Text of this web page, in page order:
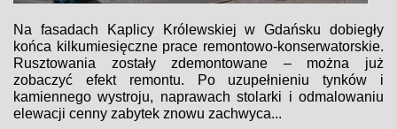
Na fasadach Kaplicy Królewskiej w Gdańsku dobiegły
końca kilkumiesięczne prace remontowo-konserwatorskie.
Rusztowania zostały zdemontowane – można już
zobaczyć efekt remontu. Po uzupełnieniu tynków i
kamiennego wystroju, naprawach stolarki i odmalowaniu
elewacji cenny zabytek znowu zachwyca...